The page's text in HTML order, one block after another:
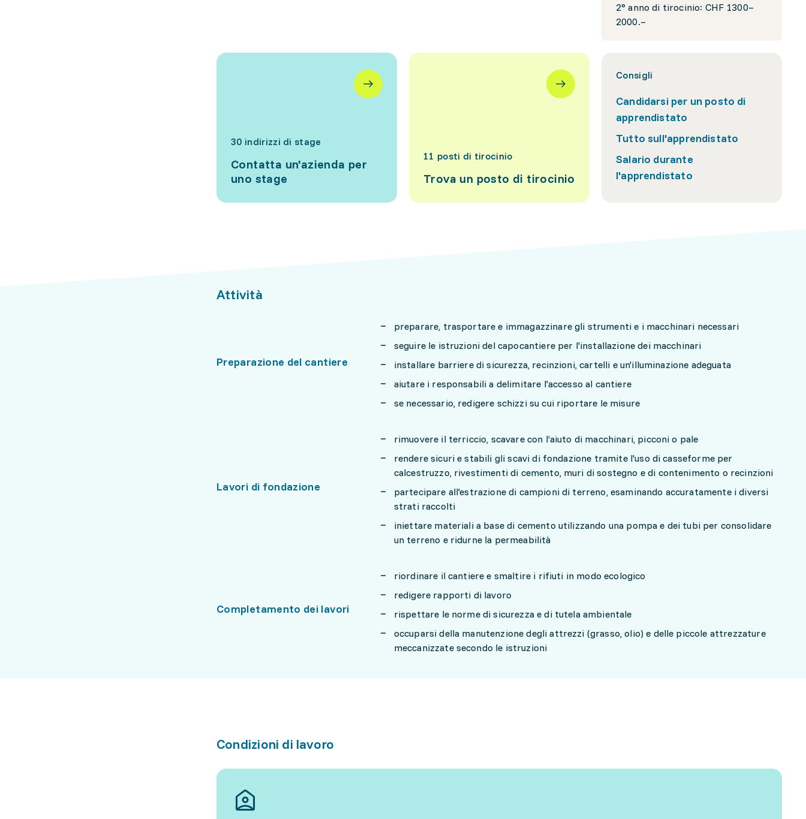
2° anno di tirocinio: CHF 1300–
2000.–
30 indirizzi di stage
Contatta un'azienda per
uno stage
11 posti di tirocinio
Trova un posto di tirocinio
Consigli
Candidarsi per un posto di
apprendistato
Tutto sull'apprendistato
Salario durante
l'apprendistato
Attività
Preparazione del cantiere
preparare, trasportare e immagazzinare gli strumenti e i macchinari necessari
seguire le istruzioni del capocantiere per l'installazione dei macchinari
installare barriere di sicurezza, recinzioni, cartelli e un'illuminazione adeguata
aiutare i responsabili a delimitare l'accesso al cantiere
se necessario, redigere schizzi su cui riportare le misure
Lavori di fondazione
rimuovere il terriccio, scavare con l’aiuto di macchinari, picconi o pale
rendere sicuri e stabili gli scavi di fondazione tramite l'uso di casseforme per
calcestruzzo, rivestimenti di cemento, muri di sostegno e di contenimento o recinzioni
partecipare all'estrazione di campioni di terreno, esaminando accuratamente i diversi
strati raccolti
iniettare materiali a base di cemento utilizzando una pompa e dei tubi per consolidare
un terreno e ridurne la permeabilità
Completamento dei lavori
riordinare il cantiere e smaltire i rifiuti in modo ecologico
redigere rapporti di lavoro
rispettare le norme di sicurezza e di tutela ambientale
occuparsi della manutenzione degli attrezzi (grasso, olio) e delle piccole attrezzature
meccanizzate secondo le istruzioni
Condizioni di lavoro